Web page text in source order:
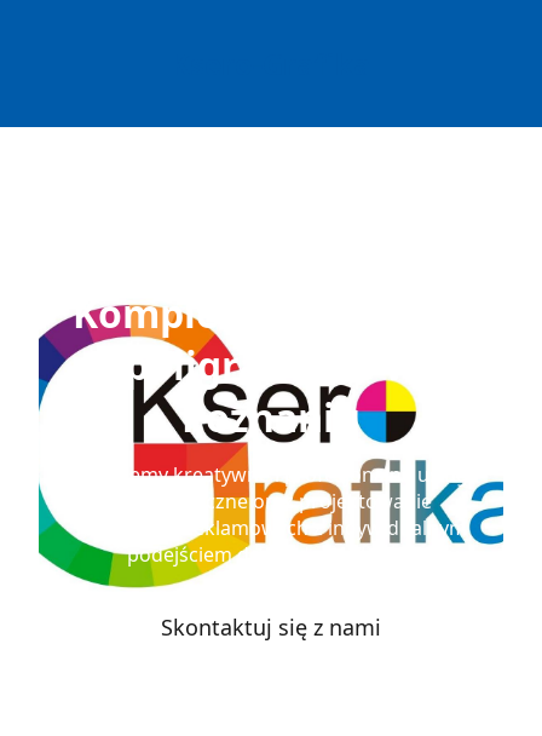
Kompleksowe usługi
poligraficzne w
Poznaniu
Oferujemy kreatywne i profesjonalne usługi
kserograficzne oraz projektowanie
materiałów reklamowych z indywidualnym
podejściem do każdego klienta.
Skontaktuj się z nami